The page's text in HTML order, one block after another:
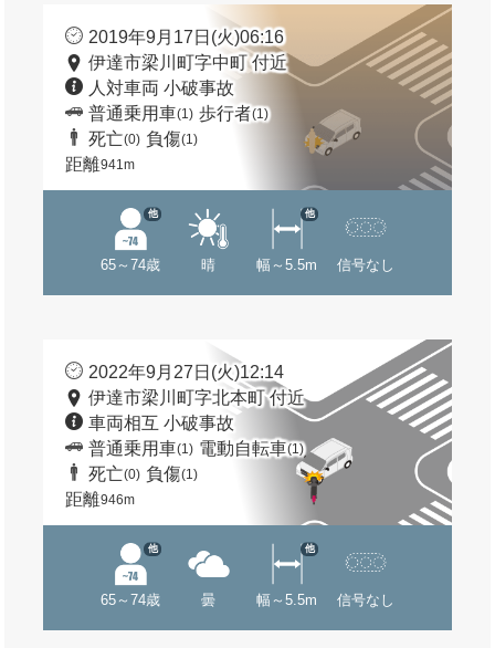
2019年9月17日(火)06:16
伊達市梁川町字中町 付近
人対車両 小破事故
普通乗用車(1) 歩行者(1)
死亡(0) 負傷(1)
距離941m
65～74歳
他
晴 幅～5.5m
他
信号なし
2022年9月27日(火)12:14
伊達市梁川町字北本町 付近
車両相互 小破事故
普通乗用車(1) 電動自転車(1)
死亡(0) 負傷(1)
距離946m
65～74歳
他
曇 幅～5.5m
他
信号なし